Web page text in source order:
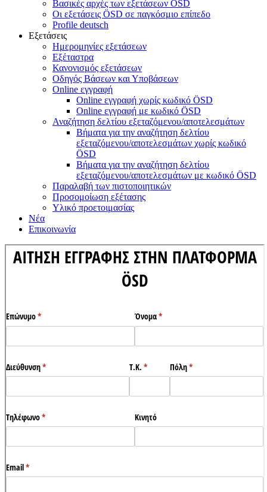
Βασικές αρχές των εξετάσεων ÖSD
Οι εξετάσεις ÖSD σε παγκόσμιο επίπεδο
Profile deutsch
Εξετάσεις
Ημερομηνίες εξετάσεων
Εξέταστρα
Κανονισμός εξετάσεων
Οδηγός Βάσεων και Υποβάσεων
Online εγγραφή
Online εγγραφή χωρίς κωδικό ÖSD
Online εγγραφή με κωδικό ÖSD
Αναζήτηση δελτίου εξεταζόμενου/αποτελεσμάτων
Βήματα για την αναζήτηση δελτίου
εξεταζόμενου/αποτελεσμάτων χωρίς κωδικό
ÖSD
Βήματα για την αναζήτηση δελτίου
εξεταζόμενου/αποτελεσμάτων με κωδικό ÖSD
Παραλαβή των πιστοποιητικών
Προσομοίωση εξέτασης
Υλικό προετοιμασίας
Νέα
Επικοινωνία